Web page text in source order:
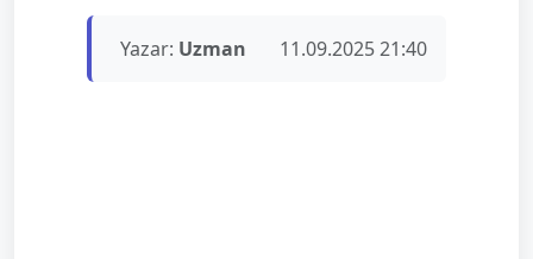
Yazar: Uzman 11.09.2025 21:40